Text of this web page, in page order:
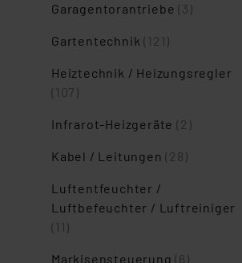
Garagentorantriebe(3)
Gartentechnik(121)
Heiztechnik / Heizungsregler
(107)
Infrarot-Heizgeräte(2)
Kabel / Leitungen(28)
Luftentfeuchter /
Luftbefeuchter / Luftreiniger
(11)
Markisensteuerung(6)